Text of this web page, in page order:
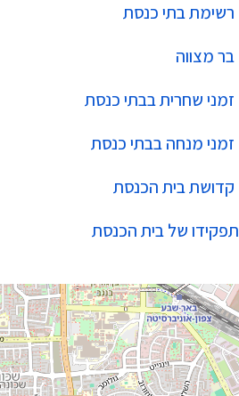
רשימת בתי כנסת
בר מצווה
זמני שחרית בבתי כנסת
זמני מנחה בבתי כנסת
קדושת בית הכנסת
תפקידו של בית הכנסת